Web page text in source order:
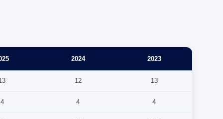
2024 2023
12 13
4 4 4